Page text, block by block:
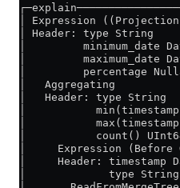
│ Expression
│ Header: type
│
│
│         percentage
│   Aggregating
│   Header: type
│
│
│           count()
│     Expression
│     Header:
│             type